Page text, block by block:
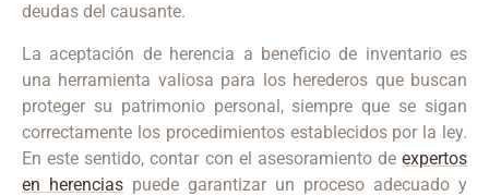
deudas del causante.
La aceptación de herencia a beneficio de inventario es
una herramienta valiosa para los herederos que buscan
proteger su patrimonio personal, siempre que se sigan
correctamente los procedimientos establecidos por la ley.
En este sentido, contar con el asesoramiento de expertos
en herencias puede garantizar un proceso adecuado y